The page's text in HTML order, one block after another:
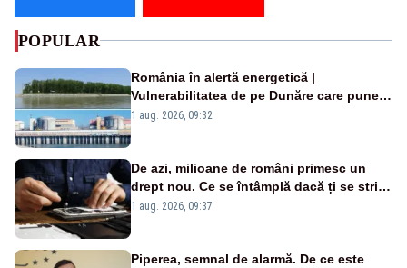
POPULAR
România în alertă energetică |
Vulnerabilitatea de pe Dunăre care pune
în pericol Centrala Cernavodă era
1 aug. 2026, 09:32
De azi, milioane de români primesc un
drept nou. Ce se întâmplă dacă ți se strică
un produs
1 aug. 2026, 09:37
Piperea, semnal de alarmă. De ce este